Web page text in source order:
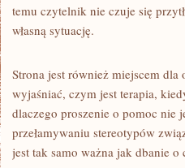
temu czytelnik nie czuje się
własną sytuację.
Strona jest również miejscem dla
wyjaśniać, czym jest terapia,
dlaczego proszenie o pomoc nie
przełamywaniu stereotypów
jest tak samo ważna jak dbanie